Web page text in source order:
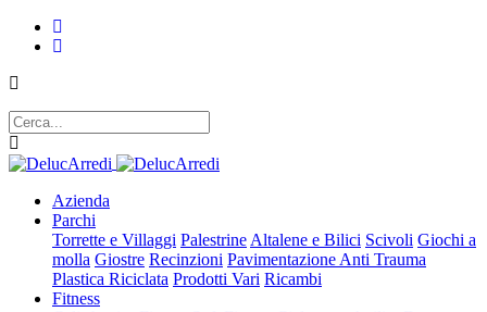
Azienda
Parchi
Torrette e Villaggi Palestrine Altalene e Bilici Scivoli Giochi a
molla Giostre Recinzioni Pavimentazione Anti Trauma
Plastica Riciclata Prodotti Vari Ricambi
Fitness